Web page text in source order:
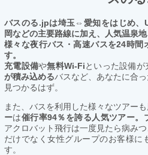
バスのる.jpは埼玉⇔愛知をはじめ、
岡などの主要路線に加え、人気温泉
様々な夜行バス・高速バスを24時間
す。
充電設備や無料Wi-Fiといった設備が
が積み込めるバスなど、あなたに合
見つかるはず。
また、バスを利用した様々なツアー
ーは催行率94％を誇る人気ツアー。
アクロバット飛行は一度見たら病み
だけでなく女性グループのお客様に
す。